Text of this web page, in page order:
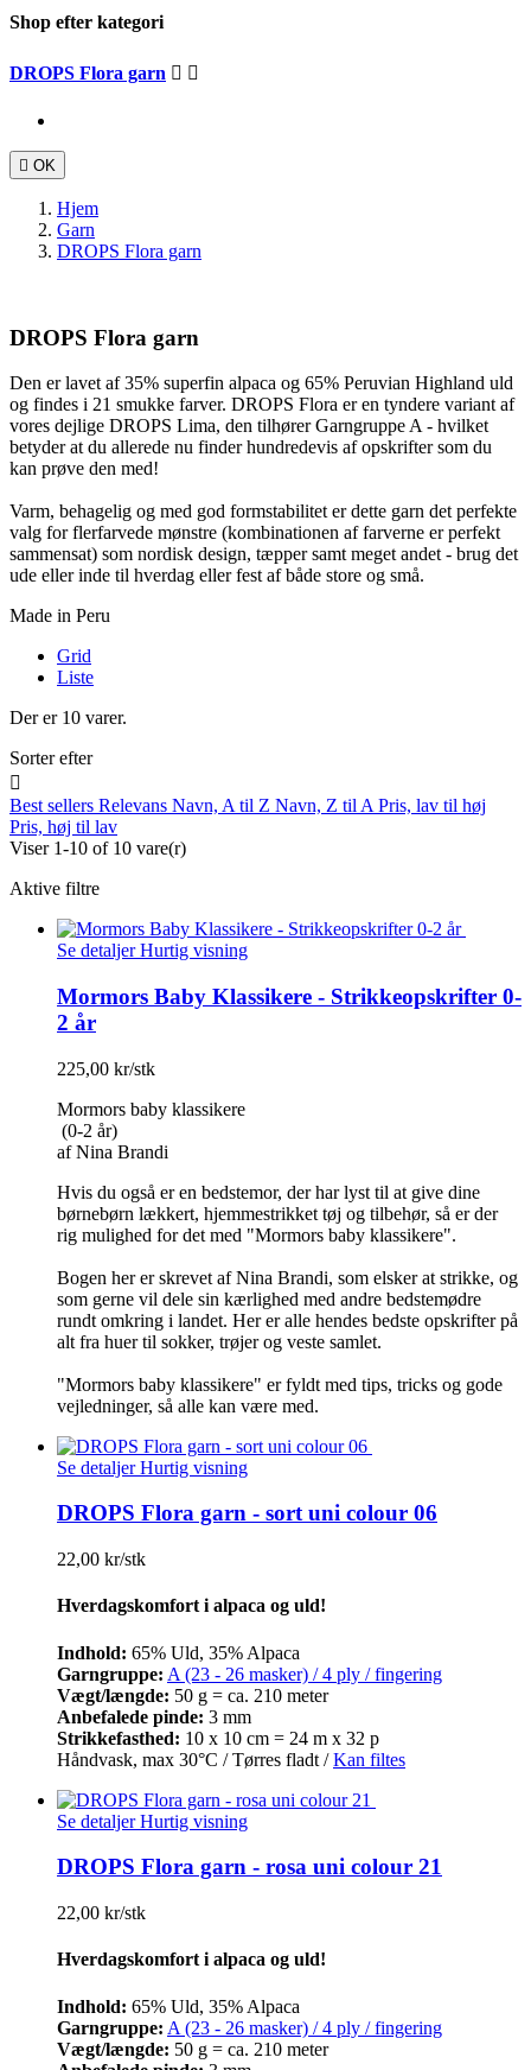
Shop efter kategori
DROPS Flora garn  
 OK
Hjem
Garn
DROPS Flora garn
DROPS Flora garn
Den er lavet af 35% superfin alpaca og 65% Peruvian Highland uld
og findes i 21 smukke farver. DROPS Flora er en tyndere variant af
vores dejlige DROPS Lima, den tilhører Garngruppe A - hvilket
betyder at du allerede nu finder hundredevis af opskrifter som du
kan prøve den med!
Varm, behagelig og med god formstabilitet er dette garn det perfekte
valg for flerfarvede mønstre (kombinationen af farverne er perfekt
sammensat) som nordisk design, tæpper samt meget andet - brug det
ude eller inde til hverdag eller fest af både store og små.
Made in Peru
Grid
Liste
Der er 10 varer.
Sorter efter

Best sellers Relevans Navn, A til Z Navn, Z til A Pris, lav til høj
Pris, høj til lav
Viser 1-10 of 10 vare(r)
Aktive filtre
Se detaljerHurtig visning
Mormors Baby Klassikere - Strikkeopskrifter 0-
2 år
225,00 kr/stk
Mormors baby klassikere
(0-2 år)
af Nina Brandi
Hvis du også er en bedstemor, der har lyst til at give dine
børnebørn lækkert, hjemmestrikket tøj og tilbehør, så er der
rig mulighed for det med "Mormors baby klassikere".
Bogen her er skrevet af Nina Brandi, som elsker at strikke, og
som gerne vil dele sin kærlighed med andre bedstemødre
rundt omkring i landet. Her er alle hendes bedste opskrifter på
alt fra huer til sokker, trøjer og veste samlet.
"Mormors baby klassikere" er fyldt med tips, tricks og gode
vejledninger, så alle kan være med.
Se detaljerHurtig visning
DROPS Flora garn - sort uni colour 06
22,00 kr/stk
Hverdagskomfort i alpaca og uld!
Indhold: 65% Uld, 35% Alpaca
Garngruppe: A (23 - 26 masker) / 4 ply / fingering
Vægt/længde: 50 g = ca. 210 meter
Anbefalede pinde: 3 mm
Strikkefasthed: 10 x 10 cm = 24 m x 32 p
Håndvask, max 30°C / Tørres fladt /Kan filtes
Se detaljerHurtig visning
DROPS Flora garn - rosa uni colour 21
22,00 kr/stk
Hverdagskomfort i alpaca og uld!
Indhold: 65% Uld, 35% Alpaca
Garngruppe: A (23 - 26 masker) / 4 ply / fingering
Vægt/længde: 50 g = ca. 210 meter